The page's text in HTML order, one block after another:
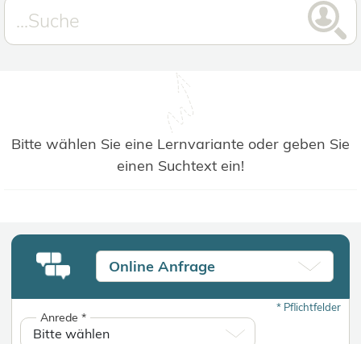
Bitte wählen Sie eine Lernvariante oder geben Sie
einen Suchtext ein!
Online Anfrage
*Pflichtfelder
Anrede*